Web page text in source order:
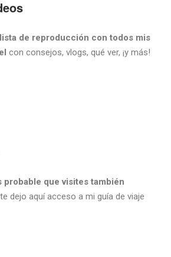
lista de reproducción con todos mis
con consejos, vlogs, qué ver, ¡y más!
probable que visites también
dejo aquí acceso a mi guía de viaje